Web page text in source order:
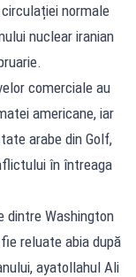
normale
nuclear iranian
comerciale au
americane, iar
arabe din Golf,
în întreaga
dintre Washington
reluate abia după
ayatollahul Ali